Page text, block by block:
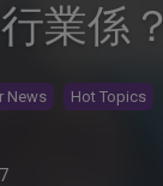
行業係？
News Hot Topics